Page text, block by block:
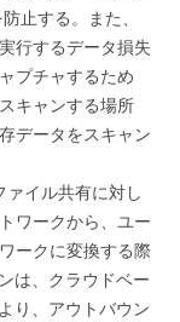
止する。また、
行するデータ損失
プチャするため
キャンする場所
データをスキャン
イル共有に対し
ワークから、ユー
ークに変換する際
は、クラウドベー
り、アウトバウン